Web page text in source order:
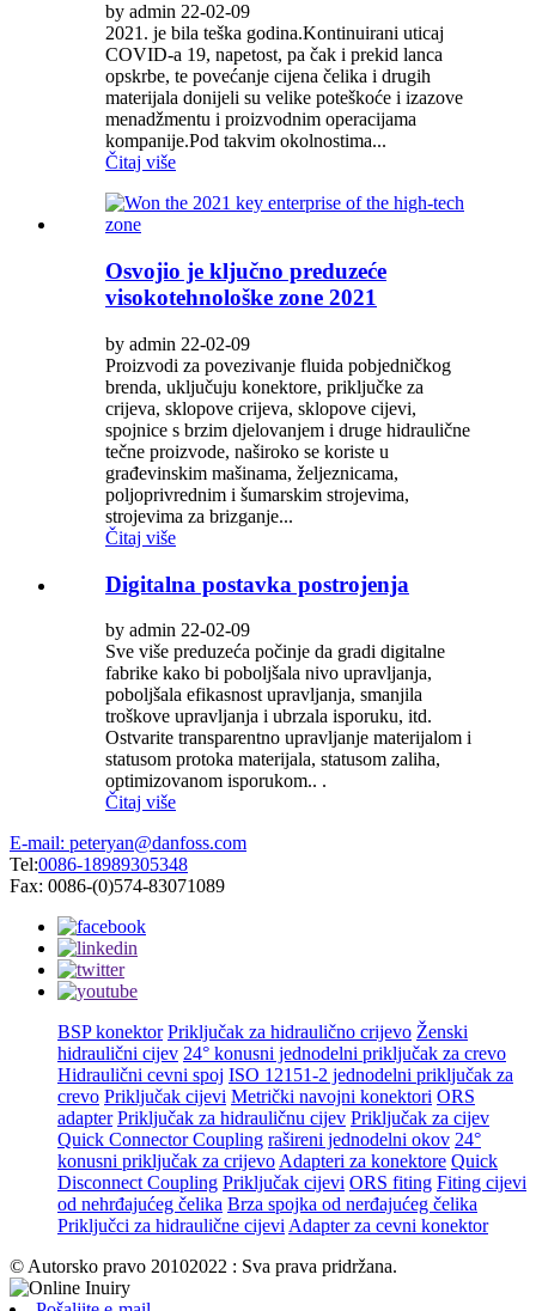
by admin 22-02-09
2021. je bila teška godina.Kontinuirani uticaj
COVID-a 19, napetost, pa čak i prekid lanca
opskrbe, te povećanje cijena čelika i drugih
materijala donijeli su velike poteškoće i izazove
menadžmentu i proizvodnim operacijama
kompanije.Pod takvim okolnostima...
Čitaj više
Osvojio je ključno preduzeće
visokotehnološke zone 2021
by admin 22-02-09
Proizvodi za povezivanje fluida pobjedničkog
brenda, uključuju konektore, priključke za
crijeva, sklopove crijeva, sklopove cijevi,
spojnice s brzim djelovanjem i druge hidraulične
tečne proizvode, naširoko se koriste u
građevinskim mašinama, željeznicama,
poljoprivrednim i šumarskim strojevima,
strojevima za brizganje...
Čitaj više
Digitalna postavka postrojenja
by admin 22-02-09
Sve više preduzeća počinje da gradi digitalne
fabrike kako bi poboljšala nivo upravljanja,
poboljšala efikasnost upravljanja, smanjila
troškove upravljanja i ubrzala isporuku, itd.
Ostvarite transparentno upravljanje materijalom i
statusom protoka materijala, statusom zaliha,
optimizovanom isporukom.. .
Čitaj više
E-mail: peteryan@danfoss.com
Tel:0086-18989305348
Fax: 0086-(0)574-83071089
BSP konektor Priključak za hidraulično crijevo Ženski
hidraulični cijev 24° konusni jednodelni priključak za crevo
Hidraulični cevni spoj ISO 12151-2 jednodelni priključak za
crevo Priključak cijevi Metrički navojni konektori ORS
adapter Priključak za hidrauličnu cijev Priključak za cijev
Quick Connector Coupling rašireni jednodelni okov 24°
konusni priključak za crijevo Adapteri za konektore Quick
Disconnect Coupling Priključak cijevi ORS fiting Fiting cijevi
od nehrđajućeg čelika Brza spojka od nerđajućeg čelika
Priključci za hidraulične cijevi Adapter za cevni konektor
© Autorsko pravo 20102022 : Sva prava pridržana.